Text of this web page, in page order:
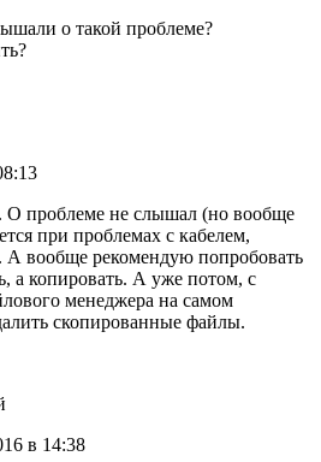
о такой проблеме?
О проблеме не слышал (но вообще
при проблемах с кабелем,
А вообще рекомендую попробовать
а копировать. А уже потом, с
менеджера на самом
скопированные файлы.
в 14:38